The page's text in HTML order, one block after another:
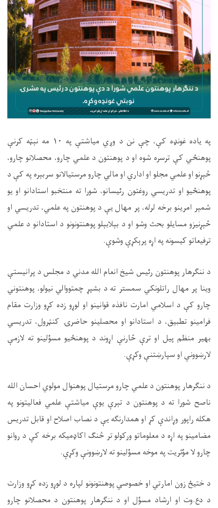
په یاده غونډه کې، چې نن د وږي میاشتې په ۱۰ مه نېټه کرنې
پوهنځي کې ترسره شوه او د پوهنتون د علمي چارو، محصلانو چارو،
څېړنو او علمي مجلو او اداري او مالي چارو مرستیالانو سربېره په کې د
پوهنځیو او تدریسي روغتون رئیسانو، شورا ته منتخبو استادانو او یو
شمېر امرینو برخه لرله، پر مهال یې د پوهنتون په علمي، تدریسي او
څېړنیزو مسایلو بحث وشو او د بېلابېلو پوهنتونونو د استادانو د علمي
ترفیعاتو کیسونه په اړه پرېکړې وشوې.
د ننګرهار پوهنتون رئیس شیخ انعام الله مدني د مجلس د پرانیستې
وینا پر مهال راتلونکي سمستر ته د بشپړ چمتووالي نیولو، پوهنتوني
چارو کې د اسلامي امارت نافذه قوانینو او لوړو زده کړو وزارت مقام
فرامینو تطبیق، د استادانو او محصلینو حاضرۍ کنټرول، تدریسي
بهیر منظم پیل او ترې څارنې اړوند د پوهنځیو مسؤلینو ته لازمې
لارښوونې او سپارښتنې وکړې.
د ننګرهار پوهنتون د علمي چارو مرستیال پوهنوال مولوي احسان الله
ناصح شورا ته د پوهنتون د تېرې یوې میاشتې علمي فعالیتونو په
هکله راپور وړاندې کړ او همدارنګه یې د نصاب اصلاح او قابل تدریس
مضامینو په اړه د معلوماتو ورکولو تر څنګ اکاډمیکه برخه کې د روانو
چارو لا مؤثریت په موخه مسؤلینو ته لارښوونې وکړې.
د ختیځ زون امارتي او خصوصي پوهنتونونو لپاره د لوړو زده کړو وزارت
د دع.وت او ارشاد مسؤل او د ننګرهار پوهنتون د محصلانو چارو